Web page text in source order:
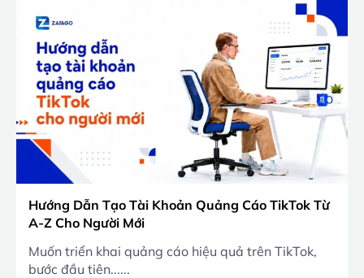
Hướng Dẫn Tạo Tài Khoản Quảng Cáo TikTok Từ
A-Z Cho Người Mới
Muốn triển khai quảng cáo hiệu quả trên TikTok,
bước đầu tiên......